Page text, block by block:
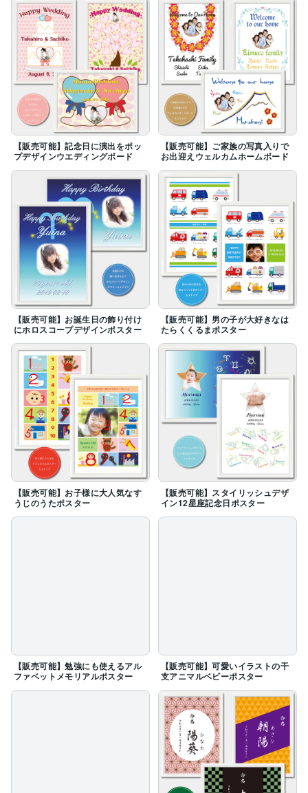
【販売可能】記念日に演出をポッ
プデザインウエディングボード
【販売可能】ご家族の写真入りで
お出迎えウェルカムホームボード
【販売可能】お誕生日の飾り付け
にホロスコープデザインポスター
【販売可能】男の子が大好きなは
たらくくるまポスター
【販売可能】お子様に大人気なす
うじのうたポスター
【販売可能】スタイリッシュデザ
イン12星座記念日ポスター
【販売可能】勉強にも使えるアル
ファベットメモリアルポスター
【販売可能】可愛いイラストの干
支アニマルベビーポスター